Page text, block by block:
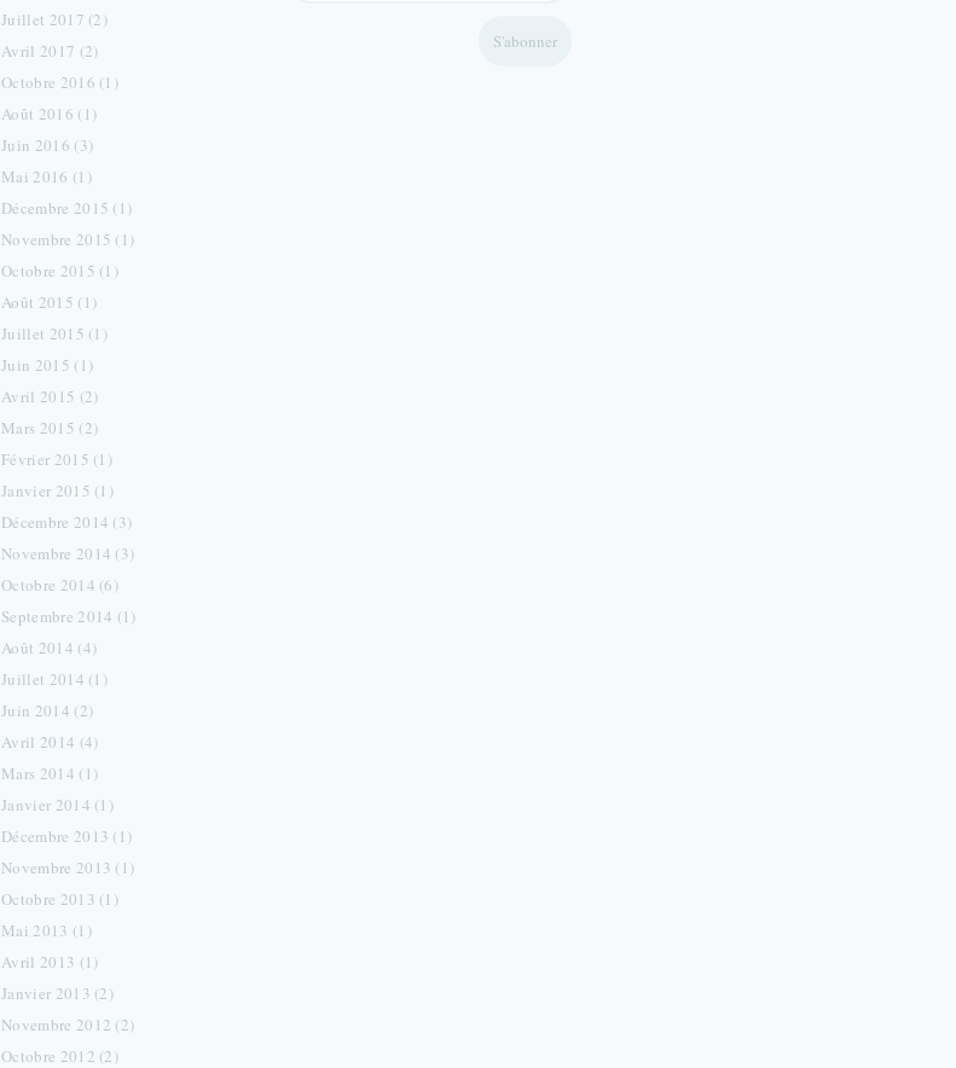
Juillet 2017 (2)
Avril 2017 (2)
Octobre 2016 (1)
Août 2016 (1)
Juin 2016 (3)
Mai 2016 (1)
Décembre 2015 (1)
Novembre 2015 (1)
Octobre 2015 (1)
Août 2015 (1)
Juillet 2015 (1)
Juin 2015 (1)
Avril 2015 (2)
Mars 2015 (2)
Février 2015 (1)
Janvier 2015 (1)
Décembre 2014 (3)
Novembre 2014 (3)
Octobre 2014 (6)
Septembre 2014 (1)
Août 2014 (4)
Juillet 2014 (1)
Juin 2014 (2)
Avril 2014 (4)
Mars 2014 (1)
Janvier 2014 (1)
Décembre 2013 (1)
Novembre 2013 (1)
Octobre 2013 (1)
Mai 2013 (1)
Avril 2013 (1)
Janvier 2013 (2)
Novembre 2012 (2)
Octobre 2012 (2)